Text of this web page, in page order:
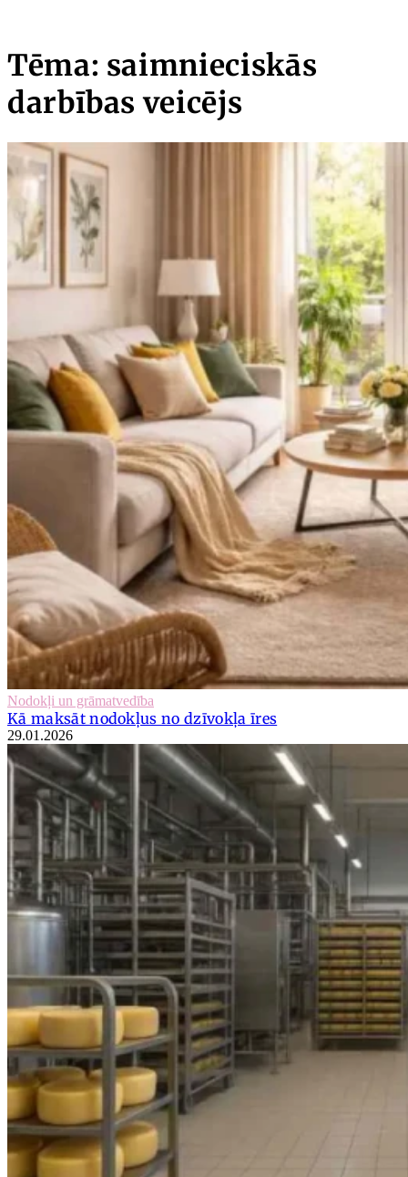
Tēma: saimnieciskās
darbības veicējs
Nodokļi un grāmatvedība
Kā maksāt nodokļus no dzīvokļa īres
29.01.2026